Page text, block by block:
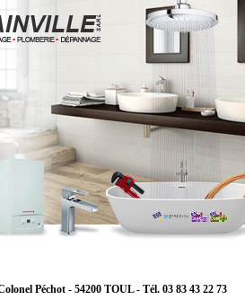
Péchot - 54200 TOUL - Tél. 03 83 43 22 73